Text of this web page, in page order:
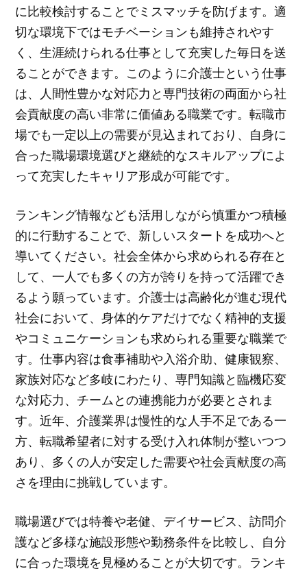
に比較検討することでミスマッチを防げます。適
切な環境下ではモチベーションも維持されやす
く、生涯続けられる仕事として充実した毎日を送
ることができます。このように介護士という仕事
は、人間性豊かな対応力と専門技術の両面から社
会貢献度の高い非常に価値ある職業です。転職市
場でも一定以上の需要が見込まれており、自身に
合った職場環境選びと継続的なスキルアップによ
って充実したキャリア形成が可能です。
ランキング情報なども活用しながら慎重かつ積極
的に行動することで、新しいスタートを成功へと
導いてください。社会全体から求められる存在と
して、一人でも多くの方が誇りを持って活躍でき
るよう願っています。介護士は高齢化が進む現代
社会において、身体的ケアだけでなく精神的支援
やコミュニケーションも求められる重要な職業で
す。仕事内容は食事補助や入浴介助、健康観察、
家族対応など多岐にわたり、専門知識と臨機応変
な対応力、チームとの連携能力が必要とされま
す。近年、介護業界は慢性的な人手不足である一
方、転職希望者に対する受け入れ体制が整いつつ
あり、多くの人が安定した需要や社会貢献度の高
さを理由に挑戦しています。
職場選びでは特養や老健、デイサービス、訪問介
護など多様な施設形態や勤務条件を比較し、自分
に合った環境を見極めることが大切です。ランキ